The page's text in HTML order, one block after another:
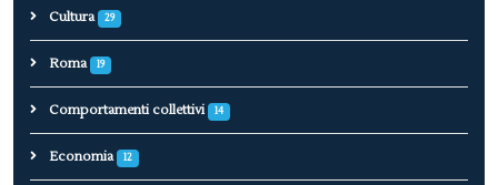
Cultura 29
Roma 19
Comportamenti collettivi 14
Economia 12